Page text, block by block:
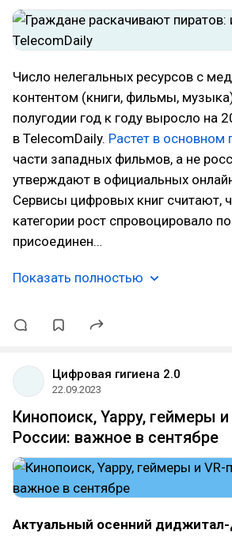
Число нелегальных ресурсов с
контентом (книги, фильмы,
полугодии год к году выросло на
в TelecomDaily. Растет в основном
части западных фильмов, а не
утверждают в официальных
Сервисы цифровых книг считают,
категории рост спровоцировало
присоединен…
Показать полностью
Цифровая гигиена 2.0
22.09.2023
Кинопоиск, Yappy, геймеры
России: важное в сентябре
Актуальный осенний